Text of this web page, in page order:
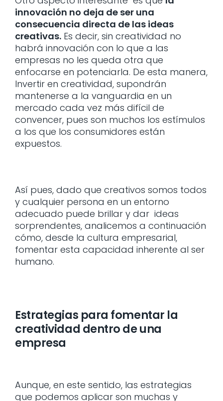
innovación no deja de ser una
consecuencia directa de las ideas
creativas. Es decir, sin creatividad no
habrá innovación con lo que a las
empresas no les queda otra que
enfocarse en potenciarla. De esta manera,
Invertir en creatividad, supondrán
mantenerse a la vanguardia en un
mercado cada vez más difícil de
convencer, pues son muchos los estímulos
a los que los consumidores están
expuestos.
Así pues, dado que creativos somos todos
y cualquier persona en un entorno
adecuado puede brillar y dar ideas
sorprendentes, analicemos a continuación
cómo, desde la cultura empresarial,
fomentar esta capacidad inherente al ser
humano.
Estrategias para fomentar la
creatividad dentro de una
empresa
Aunque, en este sentido, las estrategias
que podemos aplicar son muchas y